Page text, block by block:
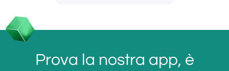
Prova la nostra app, è